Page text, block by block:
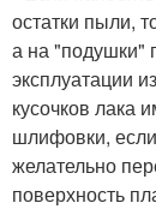
остатки пыли,
а на "подушки"
эксплуатации
кусочков лака
шлифовки,
желательно
поверхность